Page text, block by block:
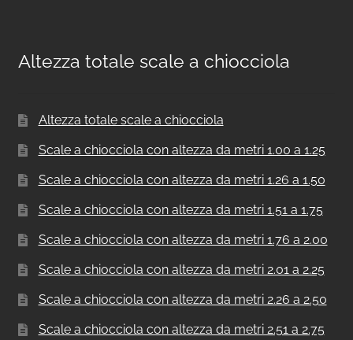
Altezza totale scale a chiocciola
Altezza totale scale a chiocciola
Scale a chiocciola con altezza da metri 1.00 a 1.25
Scale a chiocciola con altezza da metri 1.26 a 1.50
Scale a chiocciola con altezza da metri 1.51 a 1.75
Scale a chiocciola con altezza da metri 1.76 a 2.00
Scale a chiocciola con altezza da metri 2.01 a 2.25
Scale a chiocciola con altezza da metri 2.26 a 2.50
Scale a chiocciola con altezza da metri 2.51 a 2.75